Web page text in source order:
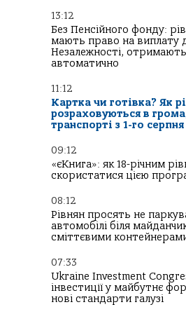
13:12
Без Пенсійного фонду:
мають право на виплату
Незалежності, отримають
автоматично
11:12
Картка чи готівка? Як
розраховуються в
транспорті з 1-го серпня
09:12
«єКнига»: як 18-річним
скористатися цією
08:12
Рівнян просять не
автомобілі біля
сміттєвими
07:33
Ukraine Investment
інвестиції у майбутнє
нові стандарти галузі